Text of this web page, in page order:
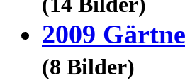
2009
(8 Bilder)